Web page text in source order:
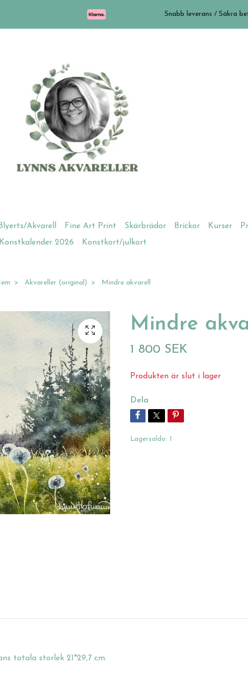
Snabb leverans / Säkra
Blyerts/Akvarell Fine Art Print Skärbrädor Brickor Kurser
Konstkalender 2026
Konstkort/julkort
Akvareller (original) Mindre akvarell
Mindre
1 800 SEK
Produkten är slut i lager
Dela
Lagersaldo: 1
totala storlek 21*29,7 cm.